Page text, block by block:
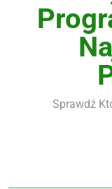
Sprawdź